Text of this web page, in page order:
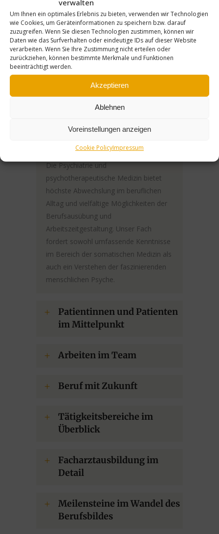
verwalten
Um Ihnen ein optimales Erlebnis zu bieten, verwenden wir Technologien
wie Cookies, um Geräteinformationen zu speichern bzw. darauf
zuzugreifen. Wenn Sie diesen Technologien zustimmen, können wir
Daten wie das Surfverhalten oder eindeutige IDs auf dieser Website
verarbeiten. Wenn Sie Ihre Zustimmung nicht erteilen oder
zurückziehen, können bestimmte Merkmale und Funktionen
beeinträchtigt werden.
Akzeptieren
Ablehnen
Voreinstellungen anzeigen
Cookie PolicyImpressum
wahrzunehmen und zu behandeln,
macht unsere Disziplin einzigartig
innerhalb der Medizin. Unserem Fach
stehen immer mehr Möglichkeiten zur
Erforschung der Ätiologie, der
Pathogenese und der Diagnostik zur
Verfügung. Die Psychiatrie bietet somit
noch deutlich besser individuell und
behandeln.
Die Psychiatrie und
psychotherapeutische Medizin bietet
höchste Abwechslung im beruflichen
Alltag und vielfältige Möglichkeiten der
Berufsausübung und
Arbeitszeitgestaltung. Unser Fach
fordert sowohl umfassende Kenntnisse
im Bereich der somatischen Medizin als
auch ein Verstehen der faszinierenden
menschlichen Psyche.
Patientinnen und Patienten
im Mittelpunkt
Arbeiten im Team
Beruf mit Zukunft
Tätigkeitsbereiche im
Überblick
Facharztausbildung im
Detail
Meilensteine im Wandel des
Berufsbildes